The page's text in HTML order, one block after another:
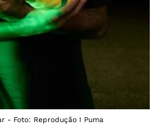
- Foto: Reprodução I Puma